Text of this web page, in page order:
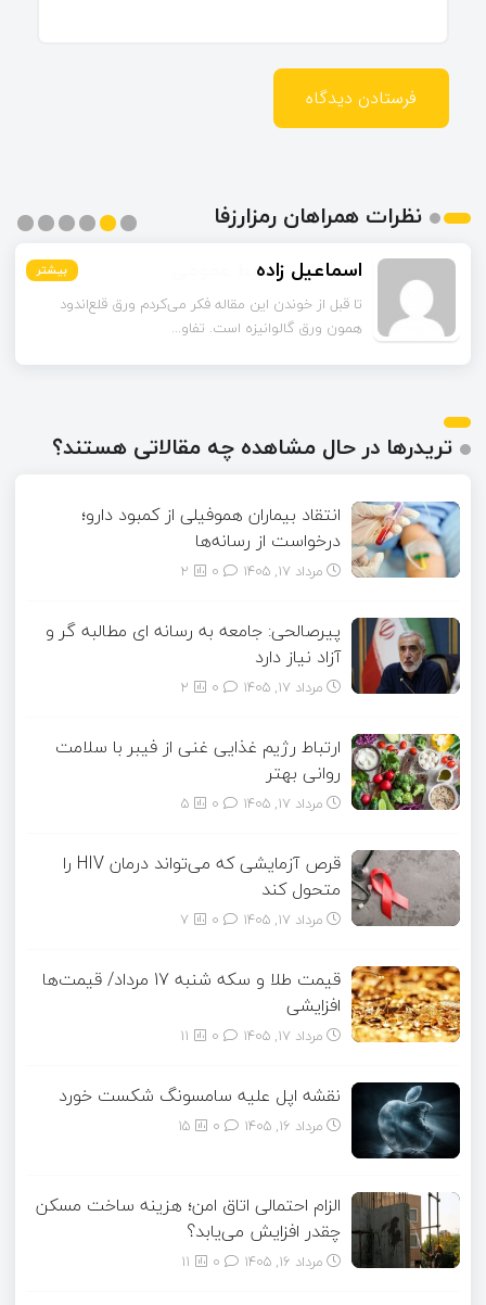
نظرات همراهان رمزارزفا
بیشتر اسماعیل زاده بیشتر
تا قبل از خوندن این مقاله فکر می‌کردم ورق قلع‌اندود
همون ورق گالوانیزه است. تفاو...
بیشتر
بیشتر
بیشتر
بیشتر
تریدرها در حال مشاهده چه مقالاتی هستند؟
انتقاد بیماران هموفیلی از کمبود دارو؛
درخواست از رسانه‌ها
مرداد ۱۷, ۱۴۰۵ 2
پیرصالحی: جامعه به رسانه ای مطالبه گر و
آزاد نیاز دارد
مرداد ۱۷, ۱۴۰۵ 2
ارتباط رژیم غذایی غنی از فیبر با سلامت
روانی بهتر
مرداد ۱۷, ۱۴۰۵ 5
قرص آزمایشی که می‌تواند درمان HIV را
متحول کند
مرداد ۱۷, ۱۴۰۵ 7
قیمت طلا و سکه شنبه 17 مرداد/ قیمت‌ها
افزایشی
مرداد ۱۷, ۱۴۰۵ 11
نقشه اپل علیه سامسونگ شکست خورد
مرداد ۱۶, ۱۴۰۵ 15
الزام احتمالی اتاق امن؛ هزینه ساخت مسکن
چقدر افزایش می‌یابد؟
مرداد ۱۶, ۱۴۰۵ 11